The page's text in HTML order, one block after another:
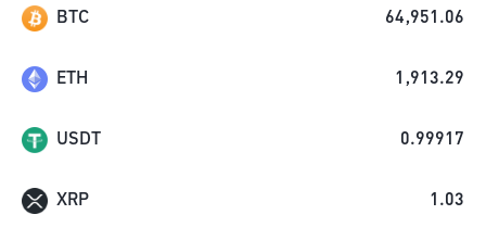
BTC 64,951.06
ETH 1,913.29
USDT 0.99917
XRP 1.03